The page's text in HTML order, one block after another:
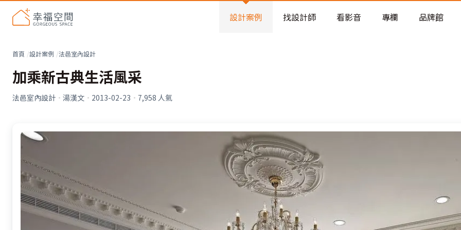
老屋預算分配與高 CP 值煥新術
設計案例 找設計師 看影音 專欄 品牌館
首頁 設計案例 法邑室內設計
加乘新古典生活風采
法邑室內設計 · 湯漢文 · 2013-02-23 · 7,958 人氣